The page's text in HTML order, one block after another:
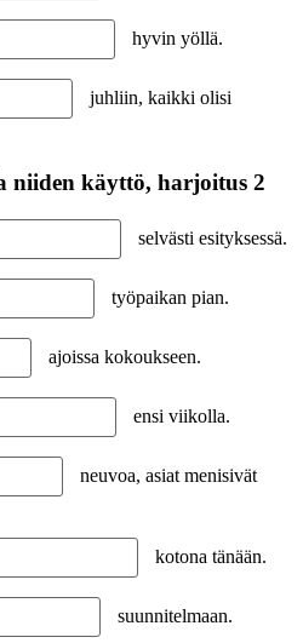
hyvin yöllä.
juhliin, kaikki olisi
käyttö, harjoitus 2
selvästi esityksessä.
työpaikan pian.
ajoissa kokoukseen.
ensi viikolla.
neuvoa, asiat menisivät
kotona tänään.
suunnitelmaan.